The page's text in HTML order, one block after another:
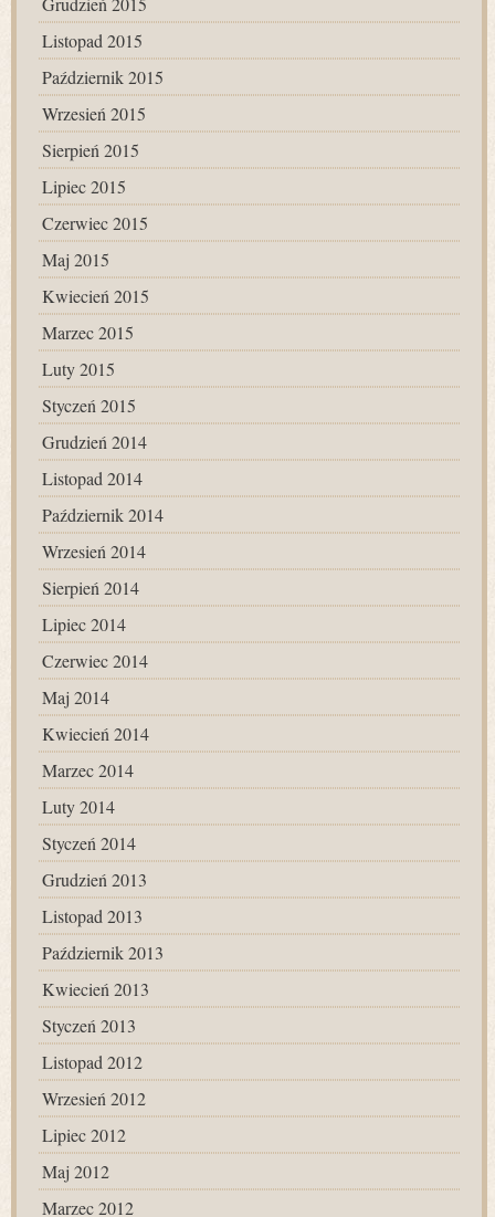
Listopad 2015
Październik 2015
Wrzesień 2015
Sierpień 2015
Lipiec 2015
Czerwiec 2015
Maj 2015
Kwiecień 2015
Marzec 2015
Luty 2015
Styczeń 2015
Grudzień 2014
Listopad 2014
Październik 2014
Wrzesień 2014
Sierpień 2014
Lipiec 2014
Czerwiec 2014
Maj 2014
Kwiecień 2014
Marzec 2014
Luty 2014
Styczeń 2014
Grudzień 2013
Listopad 2013
Październik 2013
Kwiecień 2013
Styczeń 2013
Listopad 2012
Wrzesień 2012
Lipiec 2012
Maj 2012
Marzec 2012